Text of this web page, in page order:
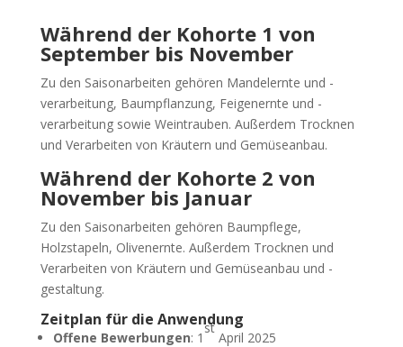
Während der Kohorte 1 von
September bis November
Zu den Saisonarbeiten gehören Mandelernte und -
verarbeitung, Baumpflanzung, Feigenernte und -
verarbeitung sowie Weintrauben. Außerdem Trocknen
und Verarbeiten von Kräutern und Gemüseanbau.
Während der Kohorte 2 von
November bis Januar
Zu den Saisonarbeiten gehören Baumpflege,
Holzstapeln, Olivenernte. Außerdem Trocknen und
Verarbeiten von Kräutern und Gemüseanbau und -
gestaltung.
Zeitplan für die Anwendung
Offene Bewerbungen: 1
st
April 2025